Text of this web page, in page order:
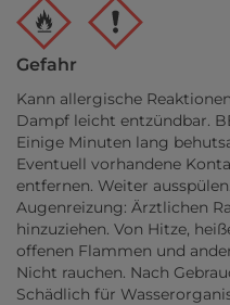
Gefahr
Kann allergische
Dampf leicht entzündbar.
Einige Minuten lang
Eventuell vorhandene
entfernen. Weiter
Augenreizung: Ärztlichen
hinzuziehen. Von Hitze,
offenen Flammen und
Nicht rauchen. Nach
Schädlich für